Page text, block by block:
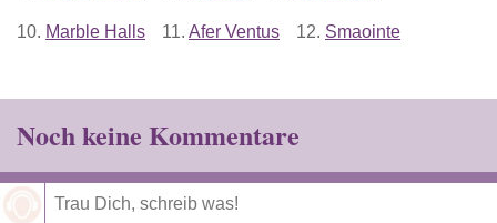
10. Marble Halls 11. Afer Ventus 12. Smaointe
Noch keine Kommentare